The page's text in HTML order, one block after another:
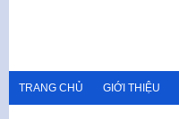
TRANG CHỦ GIỚI THIỆU